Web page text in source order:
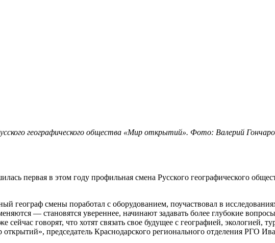
географического общества «Мир открытий». Фото: Валерий
первая в этом году профильная смена Русского географического
смены поработал с оборудованием, поучаствовал в
— становятся увереннее, начинают задавать более глубокие
сейчас говорят, что хотят связать свое будущее с географией,
председатель Краснодарского регионального отделения РГО